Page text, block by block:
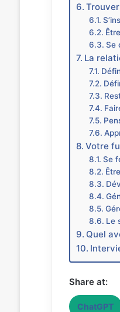
Se
La
Votre
Se
Le
Quel
Share at:
ChatGPT